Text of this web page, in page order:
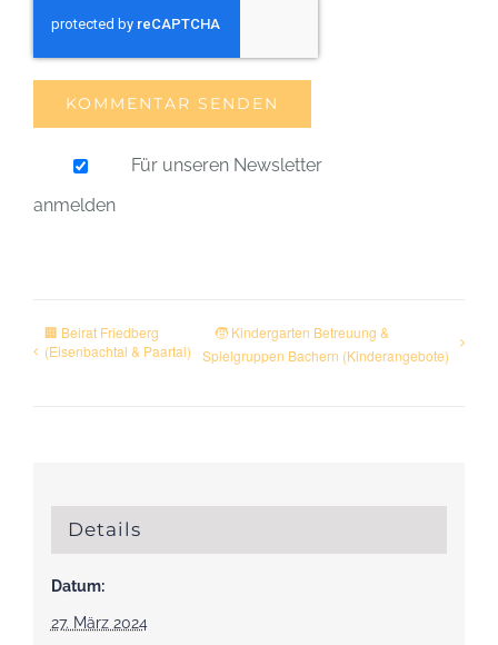
Für unseren Newsletter
anmelden
🏢 Beirat Friedberg
(Eisenbachtal & Paartal)
🧒 Kindergarten Betreuung &
Spielgruppen Bachern (Kinderangebote)
Details
Datum:
27. März 2024